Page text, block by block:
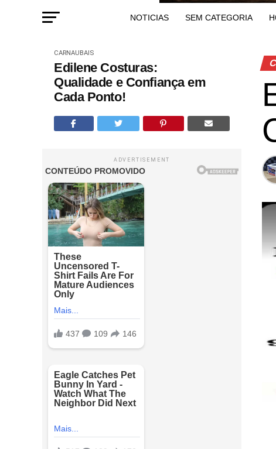
NOTICIAS SEM CATEGORIA
CARNAUBAIS
Edilene Costuras:
Qualidade e Confiança em
Cada Ponto!
ADVERTISEMENT